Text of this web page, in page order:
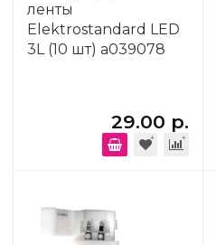
ленты
Elektrostandard LED
3L (10 шт) a039078
29.00 р.